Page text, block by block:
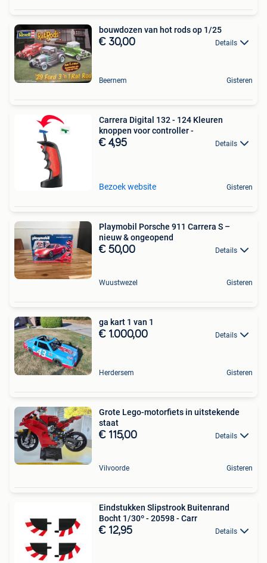
bouwdozen van hot rods op 1/25
€ 30,00 Details
Beernem Gisteren
Carrera Digital 132 - 124 Kleuren
knoppen voor controller -
€ 4,95 Details
Bezoek website Gisteren
Playmobil Porsche 911 Carrera S –
nieuw & ongeopend
€ 50,00 Details
Wuustwezel Gisteren
ga kart 1 van 1
€ 1.000,00 Details
Herdersem Gisteren
Grote Lego-motorfiets in uitstekende
staat
€ 115,00 Details
Vilvoorde Gisteren
Eindstukken Slipstrook Buitenrand
Bocht 1/30º - 20598 - Carr
€ 12,95 Details